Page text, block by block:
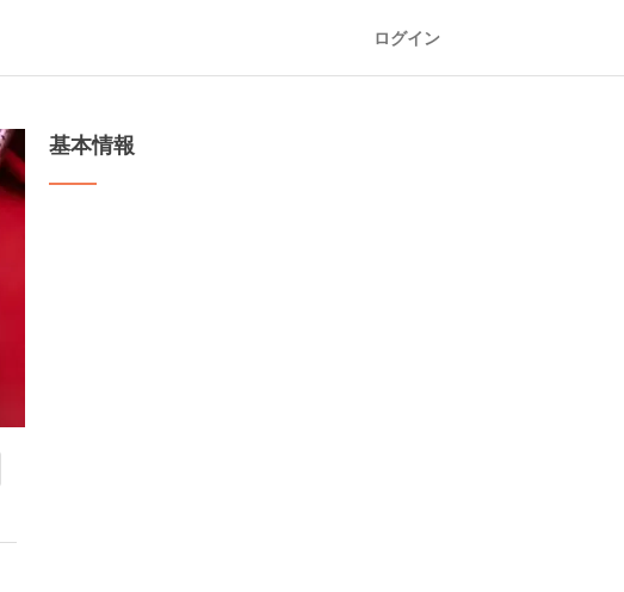
ログイン
基本情報